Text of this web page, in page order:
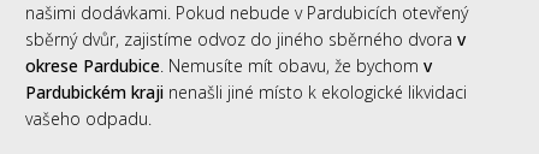
našimi dodávkami. Pokud nebude v Pardubicích otevřený
sběrný dvůr, zajistíme odvoz do jiného sběrného dvora v
okrese Pardubice. Nemusíte mít obavu, že bychom v
Pardubickém kraji nenašli jiné místo k ekologické likvidaci
vašeho odpadu.